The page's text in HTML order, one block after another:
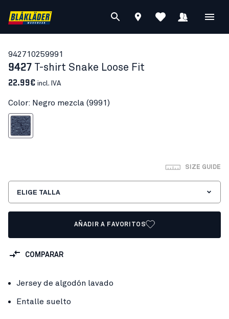
942710259991
9427 T-shirt Snake Loose Fit
22.99€ incl. IVA
Color: Negro mezcla (9991)
mezcla
SIZE GUIDE
ELIGE TALLA
AÑADIR A FAVORITOS
COMPARAR
Jersey de algodón lavado
Entalle suelto